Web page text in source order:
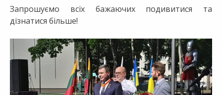
Запрошуємо всіх бажаючих подивитися та
дізнатися більше!